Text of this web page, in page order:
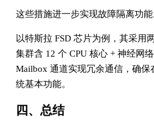
这些措施进一步实现故障隔离功能
以特斯拉 FSD 芯片为例，其采用
集群含 12 个 CPU 核心 + 神经网
Mailbox 通道实现冗余通信，确
统基本功能。
四、总结